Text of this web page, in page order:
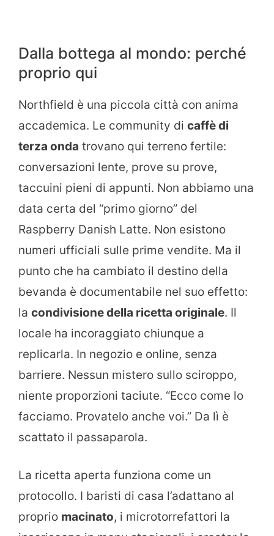
Dalla bottega al mondo: perché
proprio qui
Northfield è una piccola città con anima
accademica. Le community di caffè di
terza onda trovano qui terreno fertile:
conversazioni lente, prove su prove,
taccuini pieni di appunti. Non abbiamo una
data certa del “primo giorno” del
Raspberry Danish Latte. Non esistono
numeri ufficiali sulle prime vendite. Ma il
punto che ha cambiato il destino della
bevanda è documentabile nel suo effetto:
la condivisione della ricetta originale. Il
locale ha incoraggiato chiunque a
replicarla. In negozio e online, senza
barriere. Nessun mistero sullo sciroppo,
niente proporzioni taciute. “Ecco come lo
facciamo. Provatelo anche voi.” Da lì è
scattato il passaparola.
La ricetta aperta funziona come un
protocollo. I baristi di casa l’adattano al
proprio macinato, i microtorrefattori la